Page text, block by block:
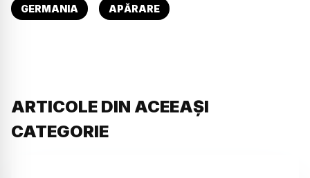
GERMANIA APĂRARE
ARTICOLE DIN ACEEAȘI
CATEGORIE